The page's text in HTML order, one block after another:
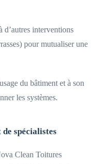
d’autres interventions
pour mutualiser une
du bâtiment et à son
les systèmes.
spécialistes
Clean Toitures